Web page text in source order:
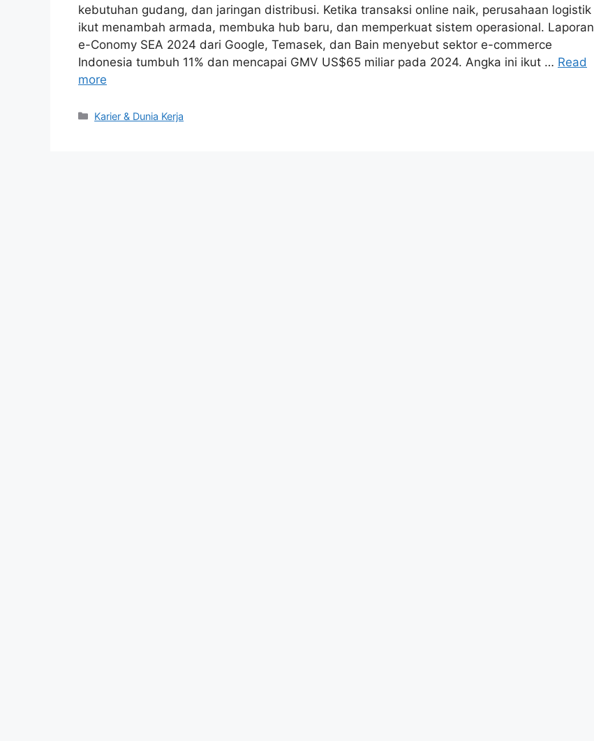
kebutuhan gudang, dan jaringan distribusi. Ketika transaksi online naik, perusahaan logistik
ikut menambah armada, membuka hub baru, dan memperkuat sistem operasional. Laporan
e-Conomy SEA 2024 dari Google, Temasek, dan Bain menyebut sektor e-commerce
Indonesia tumbuh 11% dan mencapai GMV US$65 miliar pada 2024. Angka ini ikut … Read
more
Kategori
Karier & Dunia Kerja